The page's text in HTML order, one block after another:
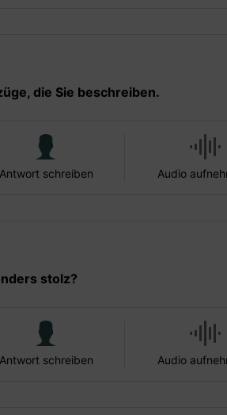
die Sie beschreiben.
Antwort schreiben Audio
stolz?
Antwort schreiben Audio